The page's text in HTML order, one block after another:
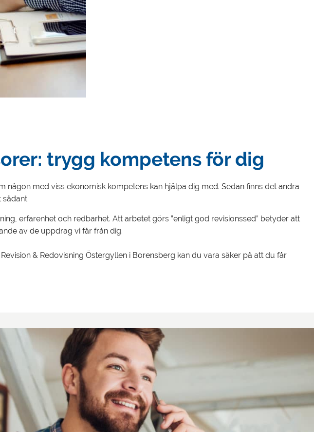
trygg kompetens för dig
med viss ekonomisk kompetens kan hjälpa dig med. Sedan finns det andra
erfarenhet och redbarhet. Att arbetet görs ”enligt god revisionssed” betyder att
av de uppdrag vi får från dig.
& Redovisning Östergyllen i Borensberg kan du vara säker på att du får